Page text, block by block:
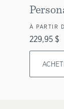
À PARTIR
229,95 $